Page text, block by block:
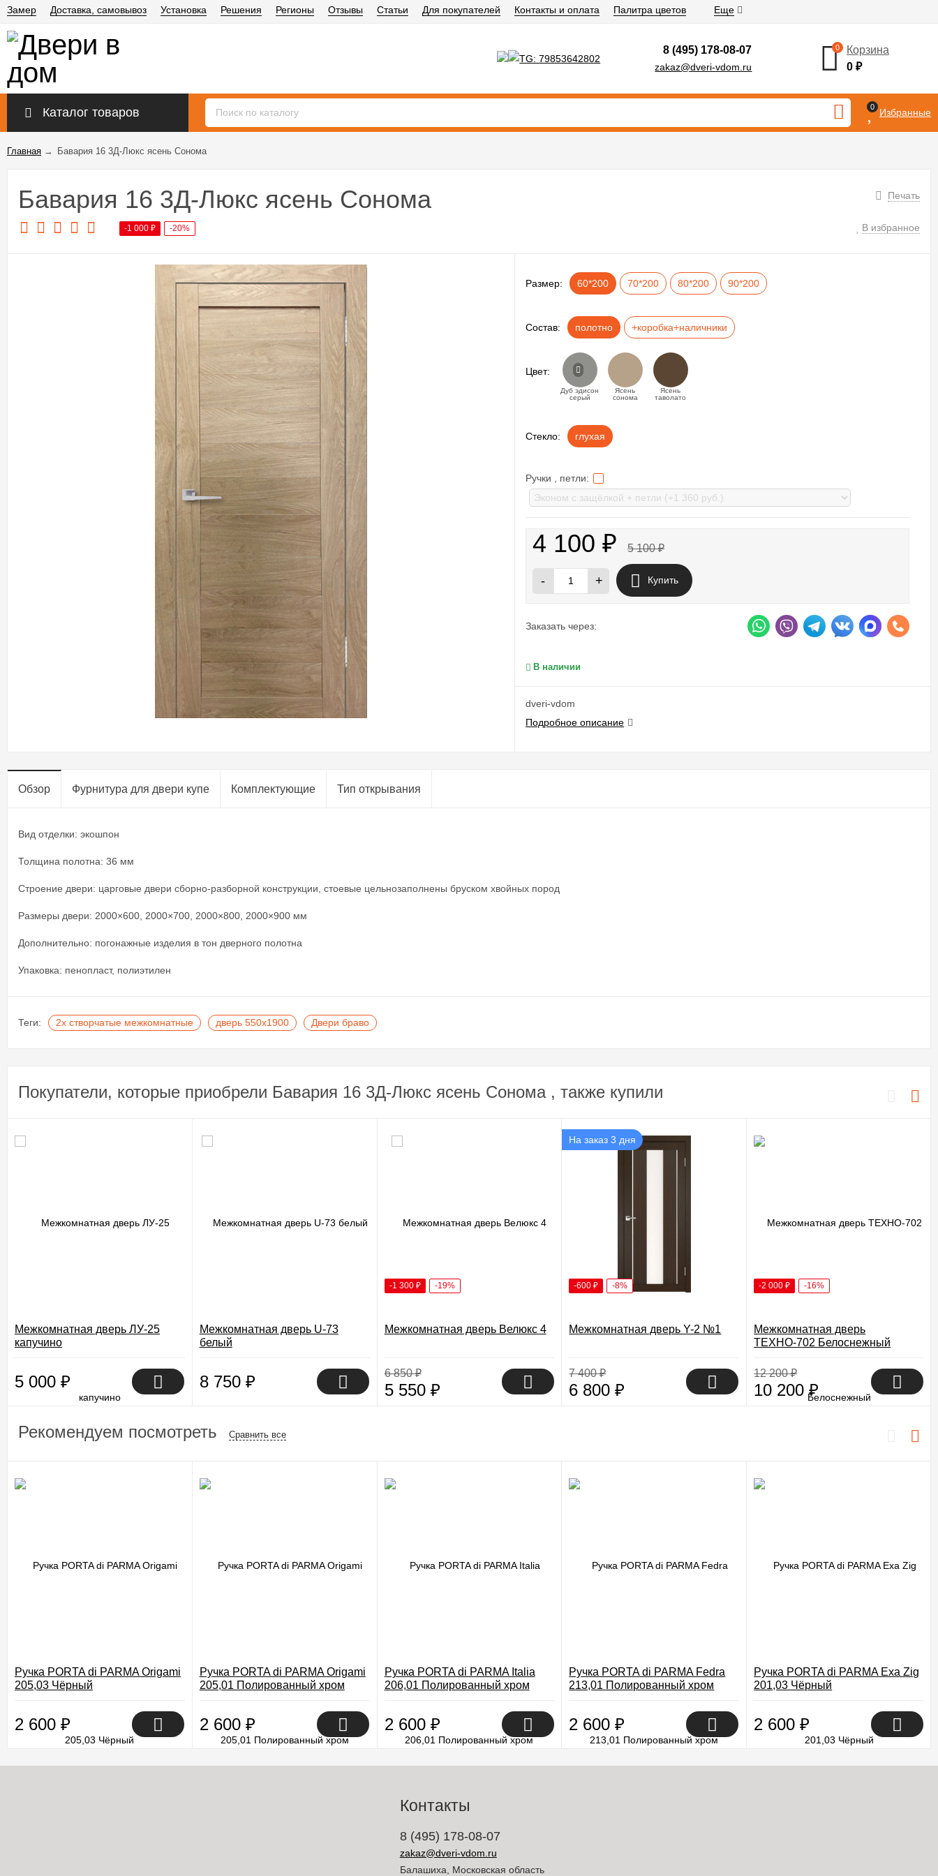
Замер Доставка, самовывоз Установка Решения Регионы Отзывы Статьи Для покупателей Контакты и оплата Палитра цветов Еще
8 (495) 178-08-07
zakaz@dveri-vdom.ru
0
Корзина
0₽
Каталог товаров 0 Избранные
Главная → Бавария 16 3Д-Люкс ясень Сонома
Печать
Бавария 16 3Д-Люкс ясень Сонома
-1 000 ₽ -20% В избранное
Размер: 60*200 70*200 80*200 90*200
Состав: полотно +коробка+наличники
Цвет:
Дуб эдисон
серый
Ясень
сонома
Ясень
таволато
Стекло: глухая
Ручки , петли:
4 100₽ 5 100₽
- + Купить
Заказать через:
В наличии
dveri-vdom
Подробное описание
Обзор Фурнитура для двери купе​ Комплектующие Тип открывания
Вид отделки: экошпон
Толщина полотна: 36 мм
Строение двери: царговые двери сборно-разборной конструкции, стоевые цельнозаполнены бруском хвойных пород
Размеры двери: 2000×600, 2000×700, 2000×800, 2000×900 мм
Дополнительно: погонажные изделия в тон дверного полотна
Упаковка: пенопласт, полиэтилен
Теги: 2х створчатые межкомнатные дверь 550х1900 Двери браво
Покупатели, которые приобрели Бавария 16 3Д-Люкс ясень Сонома , также купили
Межкомнатная дверь ЛУ-25
капучино
5 000 ₽
Межкомнатная дверь U-73
белый
8 750 ₽
-1 300 ₽ -19%
Межкомнатная дверь Велюкс 4
6 850₽
5 550 ₽
На заказ 3 дня
-600₽ -8%
Межкомнатная дверь Y-2 №1
7 400₽
6 800₽
-2 000₽ -16%
Межкомнатная дверь
ТЕХНО-702 Белоснежный
12 200₽
10 200₽
Рекомендуем посмотреть Сравнить все
Ручка PORTA di PARMA Origami
205,03 Чёрный
2 600 ₽
Ручка PORTA di PARMA Origami
205,01 Полированный хром
2 600 ₽
Ручка PORTA di PARMA Italia
206,01 Полированный хром
2 600 ₽
Ручка PORTA di PARMA Fedra
213,01 Полированный хром
2 600₽
Ручка PORTA di PARMA Exa Zig
201,03 Чёрный
2 600₽
Контакты
8 (495) 178-08-07
zakaz@dveri-vdom.ru
Балашиха, Московская область